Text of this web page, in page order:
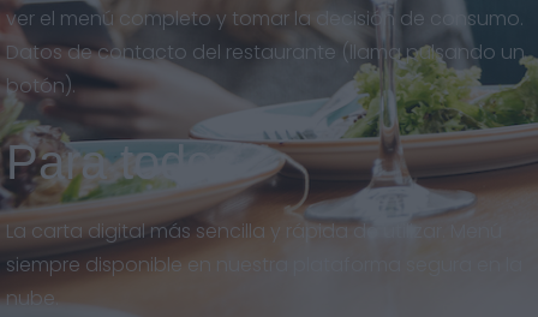
ver el menú completo y tomar la decisión de consumo.
Datos de contacto del restaurante (llama pulsando un
botón).
Para todos
La carta digital más sencilla y rápida de utilizar. Menú
siempre disponible en nuestra plataforma segura en la
nube.